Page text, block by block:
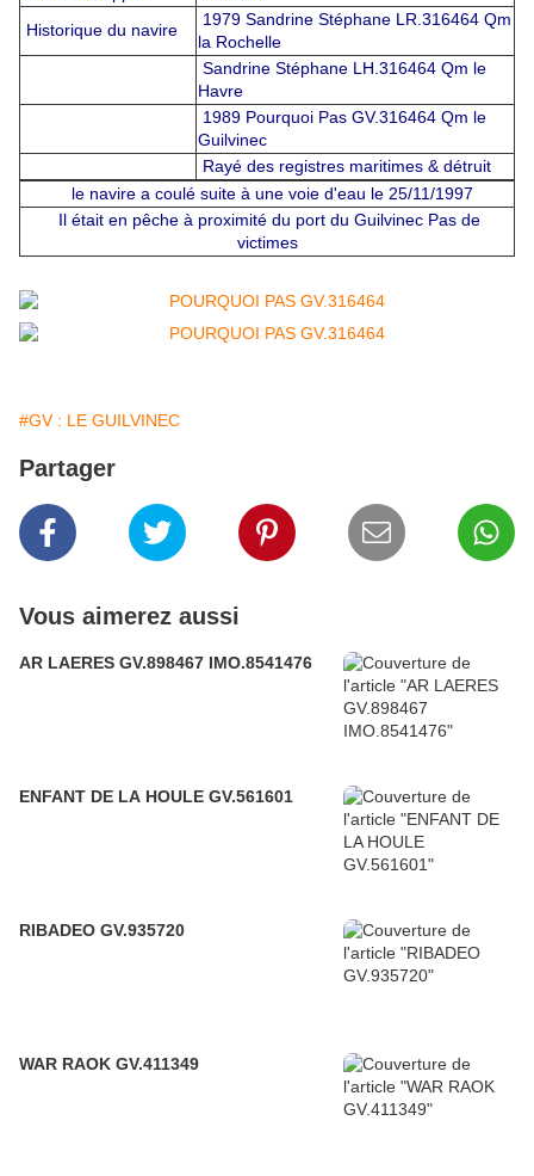
Historique du navire
1979 Sandrine Stéphane LR.316464 Qm
la Rochelle
Sandrine Stéphane LH.316464 Qm le
Havre
1989 Pourquoi Pas GV.316464 Qm le
Guilvinec
Rayé des registres maritimes & détruit
le navire a coulé suite à une voie d'eau le 25/11/1997
Il était en pêche à proximité du port du Guilvinec Pas de
victimes
#GV : LE GUILVINEC
Partager
Vous aimerez aussi
AR LAERES GV.898467 IMO.8541476
ENFANT DE LA HOULE GV.561601
RIBADEO GV.935720
WAR RAOK GV.411349